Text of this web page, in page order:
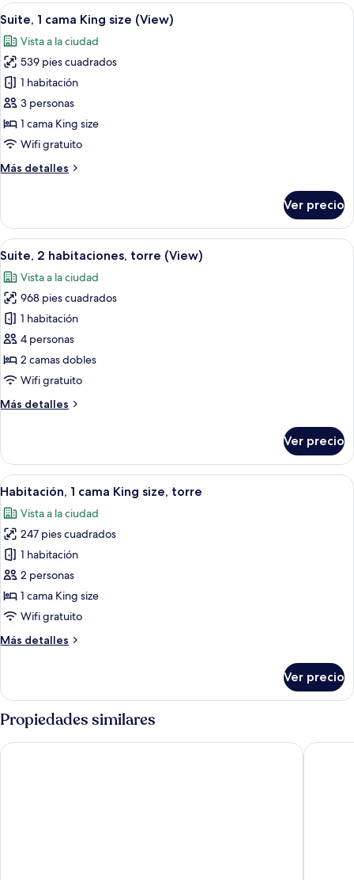
la
ciudad
(Balcony)
King
balcón,
vista
la
ciudad
(Balcony)
Abrir
todas
las
fotos
de
Suite,
1
cama
size
Un hotel moderno con sofá,
10
Suite, 1 cama King size (View)
Vista a la ciudad
539 pies cuadrados
1 habitación
3 personas
1 cama King size
Wifi gratuito
Más detalles
Más
1
cama
King
(View)
Ver precio
Abrir
todas
las
fotos
de
Suite,
2
habitaciones,
(View)
Una sala de estar moderna con un
8
Suite, 2 habitaciones, torre (View)
Vista a la ciudad
968 pies cuadrados
1 habitación
4 personas
2 camas dobles
Wifi gratuito
Más detalles
Más
2
habitaciones,
torre
Ver precio
Abrir
todas
las
fotos
de
Habitación,
1
cama
size,
Habitación de hotel con un ventanal
4
Habitación, 1 cama King size, torre
Vista a la ciudad
247 pies cuadrados
1 habitación
2 personas
1 cama King size
Wifi gratuito
Más detalles
Más
1
King
torre
Ver precio
Propiedades similares
Cordis, Auckland by Langham Hospitality Group